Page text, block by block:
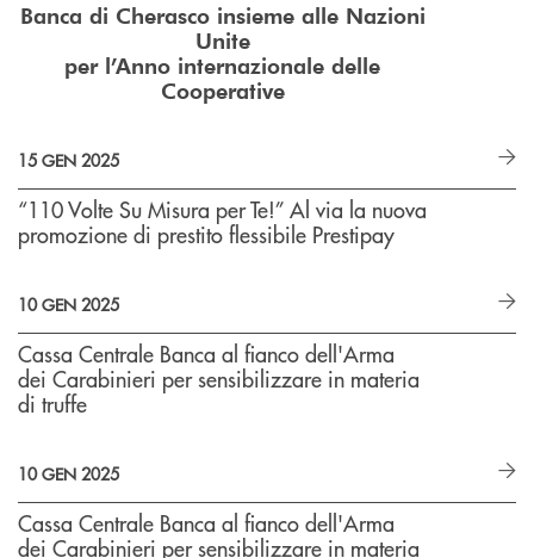
Banca di Cherasco insieme alle Nazioni
Unite
per l’Anno internazionale delle
Cooperative
15 GEN 2025
“110 Volte Su Misura per Te!” Al via la nuova
promozione di prestito flessibile Prestipay
10 GEN 2025
Cassa Centrale Banca al fianco dell'Arma
dei Carabinieri per sensibilizzare in materia
di truffe
10 GEN 2025
Cassa Centrale Banca al fianco dell'Arma
dei Carabinieri per sensibilizzare in materia